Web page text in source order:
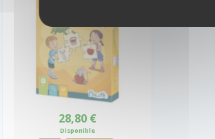
28,80 €
Disponible